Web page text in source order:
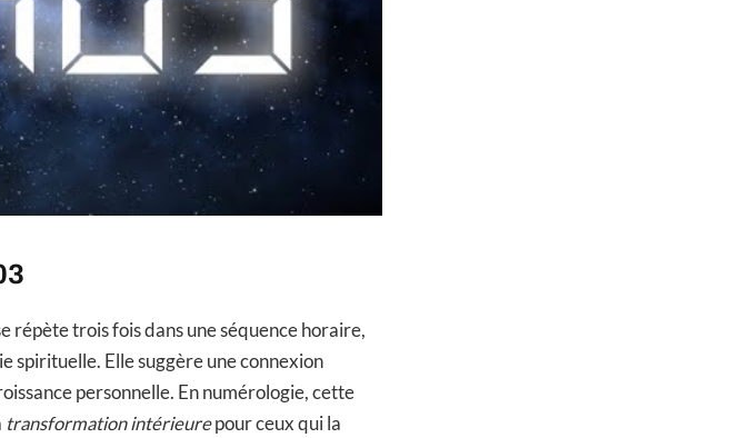
répète trois fois dans une séquence horaire,
spirituelle. Elle suggère une connexion
personnelle. En numérologie, cette
transformation intérieurepour ceux qui la